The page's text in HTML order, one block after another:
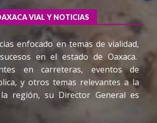
VIAL Y NOTICIAS
enfocado en temas de vialidad,
en el estado de Oaxaca.
en carreteras, eventos de
y otros temas relevantes a la
región, su Director General es